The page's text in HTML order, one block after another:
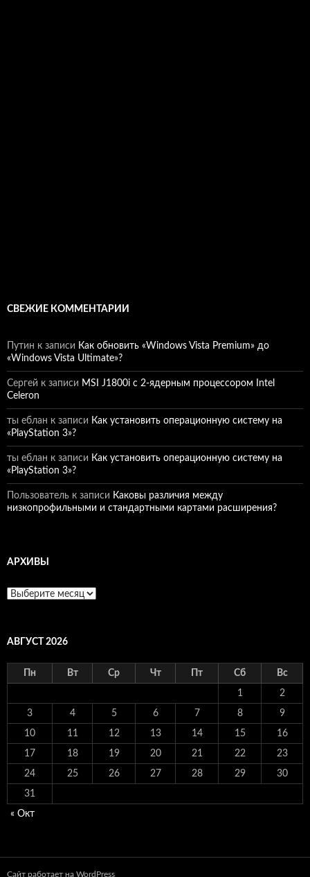
СВЕЖИЕ КОММЕНТАРИИ
Путин к записи Как обновить «Windows Vista Premium» до
«Windows Vista Ultimate»?
Сергей к записи MSI J1800i с 2-ядерным процессором Intel
Celeron
ты еблан к записи Как установить операционную систему на
«PlayStation 3»?
ты еблан к записи Как установить операционную систему на
«PlayStation 3»?
Пользователь к записи Каковы различия между
низкопрофильными и стандартными картами расширения?
АРХИВЫ
Архивы
АВГУСТ 2026
Пн Вт Ср Чт Пт Сб Вс
1 2
3 4 5 6 7 8 9
10 11 12 13 14 15 16
17 18 19 20 21 22 23
24 25 26 27 28 29 30
31
« Окт
Сайт работает на WordPress